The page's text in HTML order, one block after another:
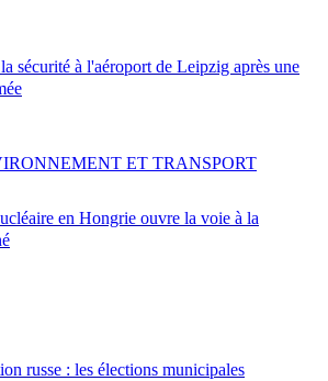
sécurité à l'aéroport de Leipzig après une
en Hongrie ouvre la voie à la
ET TRANSPORT
russe : les élections municipales